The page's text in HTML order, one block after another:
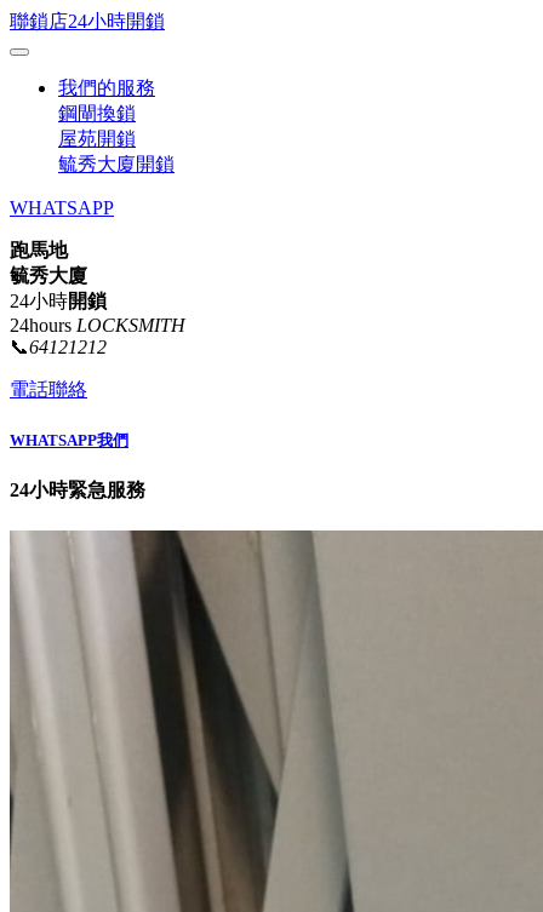
聯鎖店24小時開鎖
我們的服務
鋼閘換鎖
屋苑開鎖
毓秀大廈開鎖
WHATSAPP
跑馬地
毓秀大廈
24小時開鎖
24hours LOCKSMITH
📞64121212
電話聯絡
WHATSAPP我們
24小時緊急服務